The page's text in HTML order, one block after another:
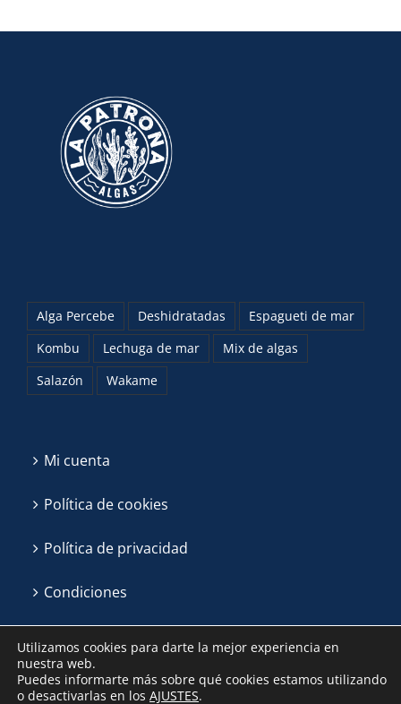
Alga Percebe Deshidratadas
Espagueti de mar
Kombu
Lechuga de mar
Mix de algas
Salazón
Wakame
Mi cuenta
Política de cookies
Política de privacidad
Condiciones
Utilizamos cookies para darte la mejor experiencia en
nuestra web.
Puedes informarte más sobre qué cookies estamos utilizando
o desactivarlas en los AJUSTES.